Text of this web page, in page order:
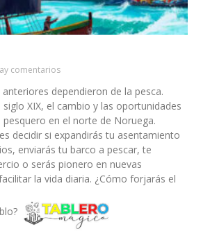
comentarios
dependieron de la pesca.
XIX, el cambio y las oportunidades
en el norte de Noruega.
decidir si expandirás tu asentamiento
enviarás tu barco a pescar, te
o serás pionero en nuevas
la vida diaria. ¿Cómo forjarás el